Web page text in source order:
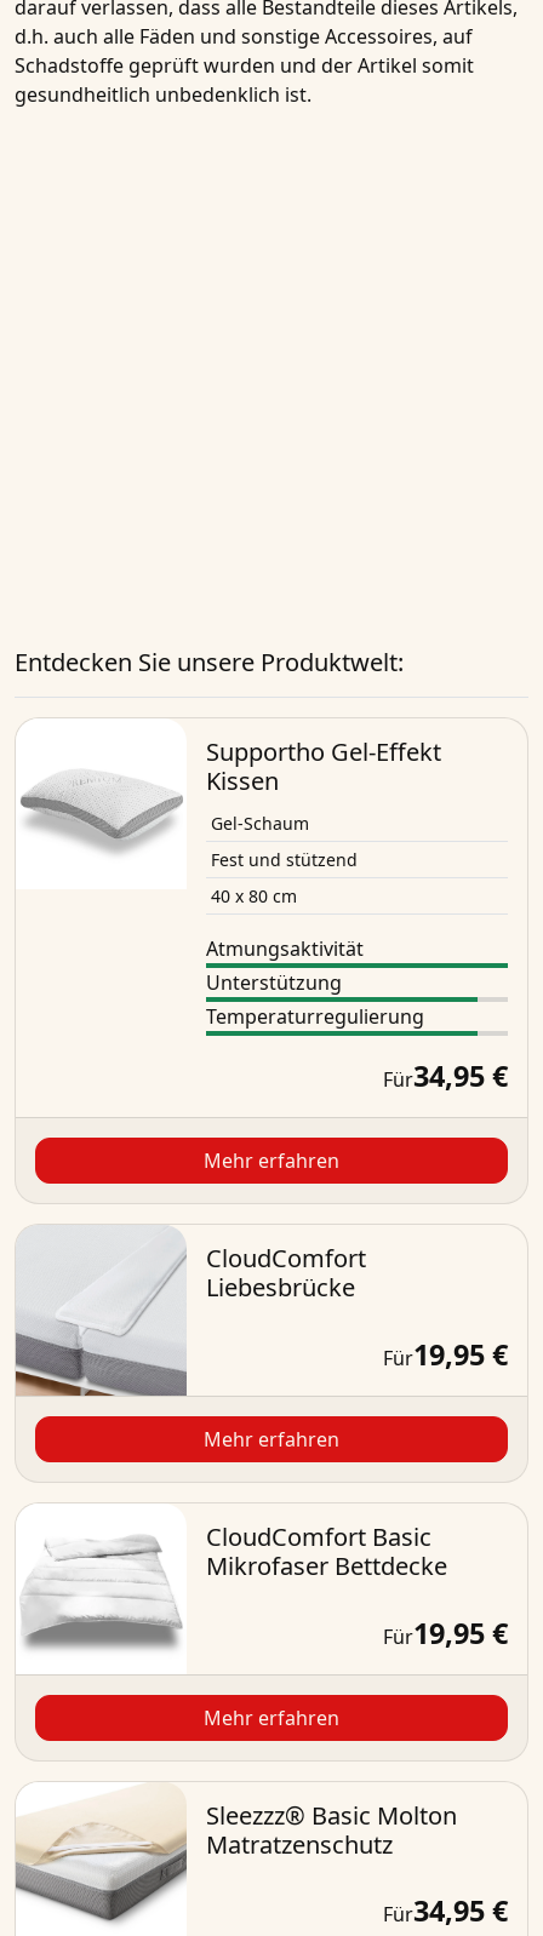
darauf verlassen, dass alle Bestandteile dieses Artikels,
d.h. auch alle Fäden und sonstige Accessoires, auf
Schadstoffe geprüft wurden und der Artikel somit
gesundheitlich unbedenklich ist.
Entdecken Sie unsere Produktwelt:
Supportho Gel-Effekt
Kissen
Gel-Schaum
Fest und stützend
40 x 80 cm
Atmungsaktivität
Unterstützung
Temperaturregulierung
Für34,95 €
Mehr erfahren
CloudComfort
Liebesbrücke
Für19,95 €
Mehr erfahren
CloudComfort Basic
Mikrofaser Bettdecke
Für19,95 €
Mehr erfahren
Sleezzz® Basic Molton
Matratzenschutz
Für34,95 €